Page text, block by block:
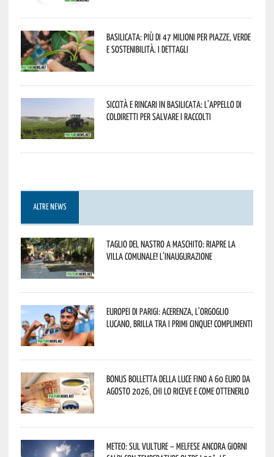
Basilicata: più di 47 milioni per piazze, verde
e sostenibilità. I dettagli
Siccità e rincari in Basilicata: l’appello di
Coldiretti per salvare i raccolti
ALTRE NEWS
Taglio del nastro a Maschito: riapre la
Villa Comunale! L’inaugurazione
Europei di Parigi: Acerenza, l’orgoglio
lucano, brilla tra i primi cinque! Complimenti
Bonus bolletta della luce fino a 60 euro da
agosto 2026, chi lo riceve e come ottenerlo
Meteo: sul Vulture – melfese ancora giorni